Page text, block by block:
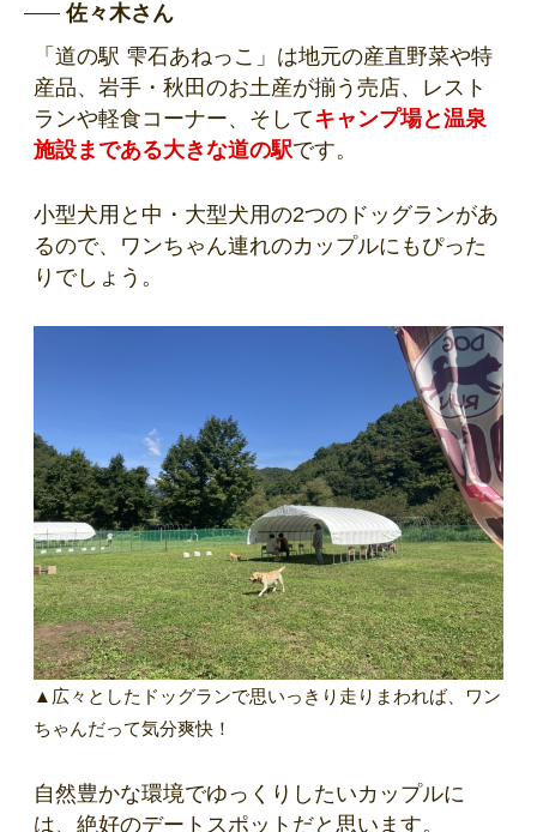
佐々木さん
「道の駅 雫石あねっこ」は地元の産直野菜や特
産品、岩手・秋田のお土産が揃う売店、レスト
ランや軽食コーナー、そしてキャンプ場と温泉
施設まである大きな道の駅です。
小型犬用と中・大型犬用の2つのドッグランがあ
るので、ワンちゃん連れのカップルにもぴった
りでしょう。
▲広々としたドッグランで思いっきり走りまわれば、ワン
ちゃんだって気分爽快！
自然豊かな環境でゆっくりしたいカップルに
は、絶好のデートスポットだと思います。